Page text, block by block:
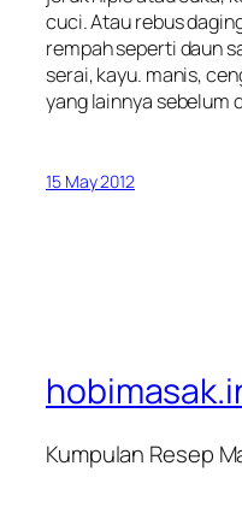
cuci. Atau rebus
rempah seperti daun
serai, kayu. manis,
yang lainnya sebelum
15 May 2012
Kumpulan Resep